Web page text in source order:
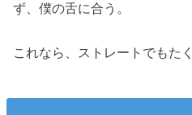
ず、僕の舌に合う。
これなら、ストレートでもた